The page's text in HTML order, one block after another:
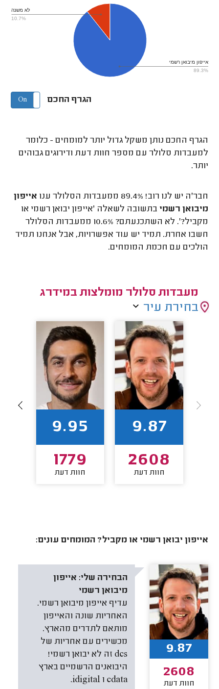
אייפון מיבואן רשמי
89.3%
לא משנה
10.7%
הגרף החכם On Off
הגרף החכם נותן משקל גדול יותר למומחים - כלומר
למעבדות סלולר עם מספר חוות דעת ודירוגים גבוהים
יותר.
חבר'ה יש לנו רוב! 89.4% ממעבדות הסלולר ענו
אייפון
מיבואן רשמי בתשובה לשאלה 'אייפון יבואן רשמי או
מקביל?'. לא השתכנעתם? 10.6% ממעבדות הסלולר
חשבו אחרת. תמיד יש עוד אפשרויות, אבל אנחנו תמיד
הולכים עם חכמת המומחים.
מעבדות סלולר מומלצות במידרג
בחירת עיר
9.87
2608
חוות דעת
9.95
1779
חוות דעת
אייפון יבואן רשמי או מקביל? המומחים עונים:
הבחירה שלי: אייפון
מיבואן רשמי
עדיף אייפון מיבואן רשמי.
האחריות שונה והאייפון
מותאם לתדרים מהארץ.
מכשירים עם אחריות של
dcs זה לא יבואן רשמי!
היבואנים הרשמיים בארץ
cdata ו idigital.
9.87
2608
חוות דעת